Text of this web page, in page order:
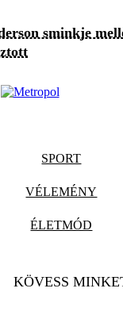
sminkje
SPORT
VÉLEMÉNY
ÉLETMÓD
KÖVESS